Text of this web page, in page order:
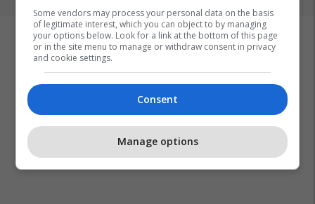
Some vendors may process your personal data on the basis
of legitimate interest, which you can object to by managing
your options below. Look for a link at the bottom of this page
or in the site menu to manage or withdraw consent in privacy
and cookie settings.
Consent
Manage options